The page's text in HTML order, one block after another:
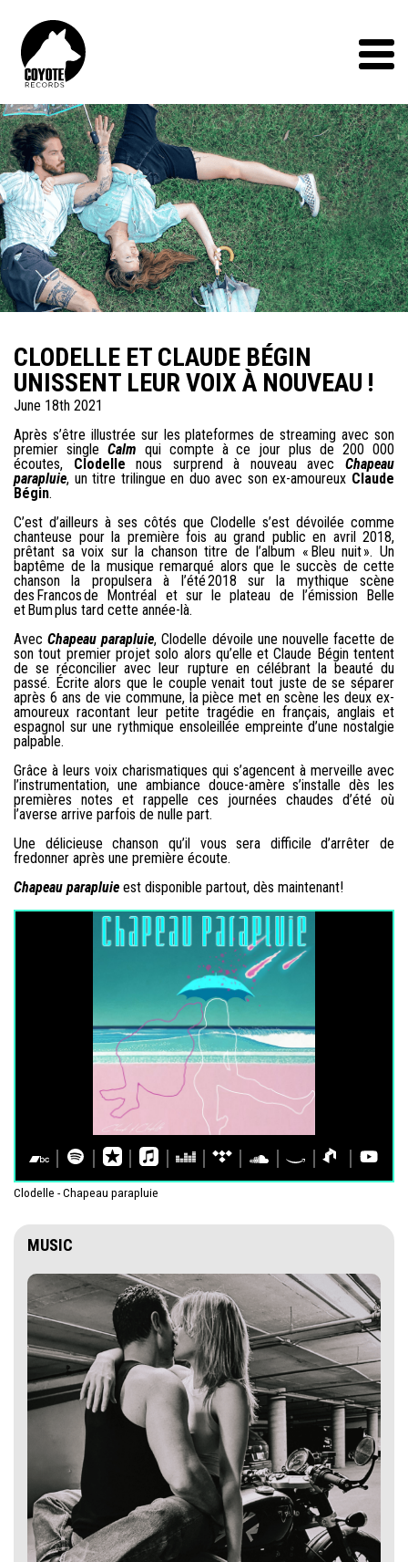
Records
Menu
CLODELLE ET CLAUDE BÉGIN
UNISSENT LEUR VOIX À NOUVEAU !
June 18th 2021
Après s’être illustrée sur les plateformes de streaming avec son
premier single Calm qui compte à ce jour plus de 200 000
écoutes, Clodelle nous surprend à nouveau avecChapeau
parapluie, un titre trilingue en duo avec son ex-amoureux Claude
Bégin.
C’est d’ailleurs à ses côtés que Clodelle s’est dévoilée comme
chanteuse pour la première fois au grand public en avril 2018,
prêtant sa voix sur la chanson titre de l’album « Bleu nuit ». Un
baptême de la musique remarqué alors que le succès de cette
chanson la propulsera à l’été 2018 sur la mythique scène
des Francos de Montréal et sur le plateau de l’émission Belle
et Bum plus tard cette année-là.
AvecChapeau parapluie, Clodelle dévoile une nouvelle facette de
son tout premier projet solo alors qu’elle et Claude Bégin tentent
de se réconcilier avec leur rupture en célébrant la beauté du
passé. Écrite alors que le couple venait tout juste de se séparer
après 6 ans de vie commune, la pièce met en scène les deux ex-
amoureux racontant leur petite tragédie en français, anglais et
espagnol sur une rythmique ensoleillée empreinte d’une nostalgie
palpable.
Grâce à leurs voix charismatiques qui s’agencent à merveille avec
l’instrumentation, une ambiance douce-amère s’installe dès les
premières notes et rappelle ces journées chaudes d’été où
l’averse arrive parfois de nulle part.
Une délicieuse chanson qu’il vous sera difficile d’arrêter de
fredonner après une première écoute.
Chapeau parapluie est disponible partout, dès maintenant!
Clodelle - Chapeau parapluie
MUSIC